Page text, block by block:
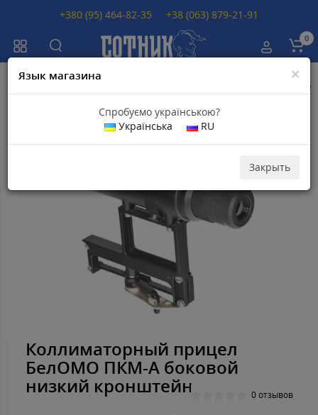
0
Коллиматорные прицелы
×
Язык магазина
Спробуємо українською?
Українська
RU
Закрыть
Коллиматорный прицел
БелОМО ПКМ-А боковой
низкий кронштейн 0 отзывов
+380 (95) 464-82-35 +38 (063) 879-21-91